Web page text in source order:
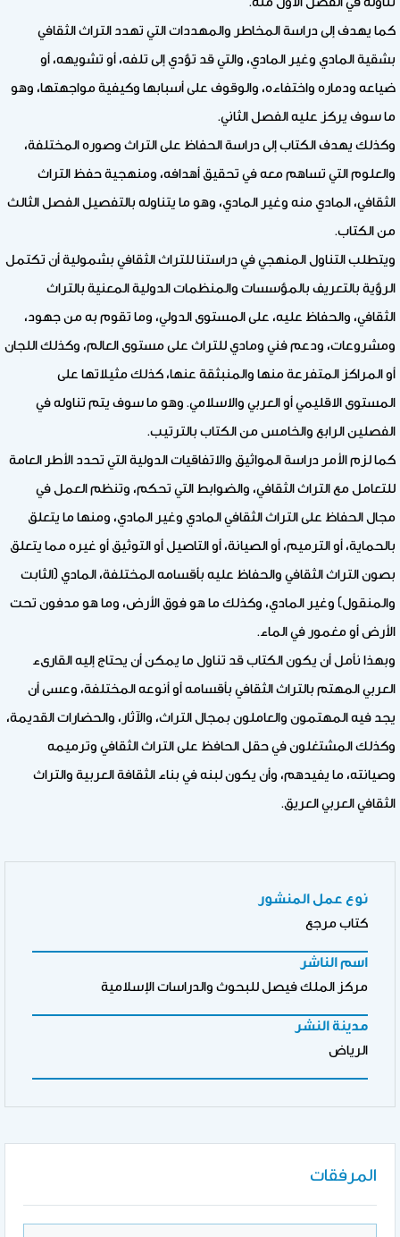
كما يهدف إلى دراسة المخاطر والمهددات التي تهدد التراث الثقافي
بشقية المادي وغير المادي، والتي قد تؤدي إلى تلفه، أو تشويهه، أو
ضياعه ودماره واختفاءه، والوقوف على أسبابها وكيفية مواجهتها، وهو
ما سوف يركز عليه الفصل الثاني.
وكذلك يهدف الكتاب إلى دراسة الحفاظ على التراث وصوره المختلفة،
والعلوم التي تساهم معه في تحقيق أهدافه، ومنهجية حفظ التراث
الثقافي، المادي منه وغير المادي، وهو ما يتناوله بالتفصيل الفصل الثالث
من الكتاب.
ويتطلب التناول المنهجي في دراستنا للتراث الثقافي بشمولية أن تكتمل
الرؤية بالتعريف بالمؤسسات والمنظمات الدولية المعنية بالتراث
الثقافي، والحفاظ عليه، على المستوى الدولي، وما تقوم به من جهود،
ومشروعات، ودعم فني ومادي للتراث على مستوى العالم، وكذلك اللجان
أو المراكز المتفرعة منها والمنبثقة عنها، كذلك مثيلاتها على
المستوى الاقليمي أو العربي والاسلامي. وهو ما سوف يتم تناوله في
الفصلين الرابع والخامس من الكتاب بالترتيب.
كما لزم الأمر دراسة المواثيق والاتفاقيات الدولية التي تحدد الأطر العامة
للتعامل مع التراث الثقافي، والضوابط التي تحكم، وتنظم العمل في
مجال الحفاظ على التراث الثقافي المادي وغير المادي، ومنها ما يتعلق
بالحماية، أو الترميم، أو الصيانة، أو التاصيل أو التوثيق أو غيره مما يتعلق
بصون التراث الثقافي والحفاظ عليه بأقسامه المختلفة، المادي (الثابت
والمنقول) وغير المادي، وكذلك ما هو فوق الأرض، وما هو مدفون تحت
الأرض أو مغمور في الماء.
وبهذا نأمل أن يكون الكتاب قد تناول ما يمكن أن يحتاج إليه القارىء
العربي المهتم بالتراث الثقافي بأقسامه أو أنوعه المختلفة، وعسى أن
يجد فيه المهتمون والعاملون بمجال التراث، والآثار، والحضارات القديمة،
وكذلك المشتغلون في حقل الحافظ على التراث الثقافي وترميمه
وصيانته، ما يفيدهم، وأن يكون لبنه في بناء الثقافة العربية والتراث
الثقافي العربي العريق.
نوع عمل المنشور
كتاب مرجع
اسم الناشر
مركز الملك فيصل للبحوث والدراسات الإسلامية
مدينة النشر
الرياض
المرفقات